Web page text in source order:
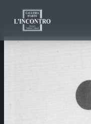
QUI SOMMES-NOU
ARTISTES ET